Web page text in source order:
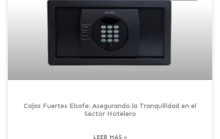
Cajas Fuertes Elsafe: Asegurando la Tranquilidad en el
Sector Hotelero
LEER MÁS »